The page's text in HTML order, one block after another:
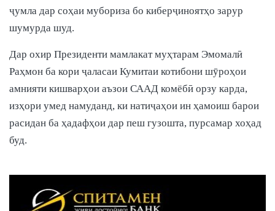
ҷумла дар соҳаи мубориза бо киберҷиноятҳо зарур
шумурда шуд.
Дар охир Президенти мамлакат муҳтарам Эмомалӣ
Раҳмон ба кори ҷаласаи Кумитаи котибони шӯроҳои
амнияти кишварҳои аъзои СААД комёбӣ орзу карда,
изҳори умед намуданд, ки натиҷаҳои ин ҳамоиш барои
расидан ба ҳадафҳои дар пеш гузошта, пурсамар хоҳад
буд.